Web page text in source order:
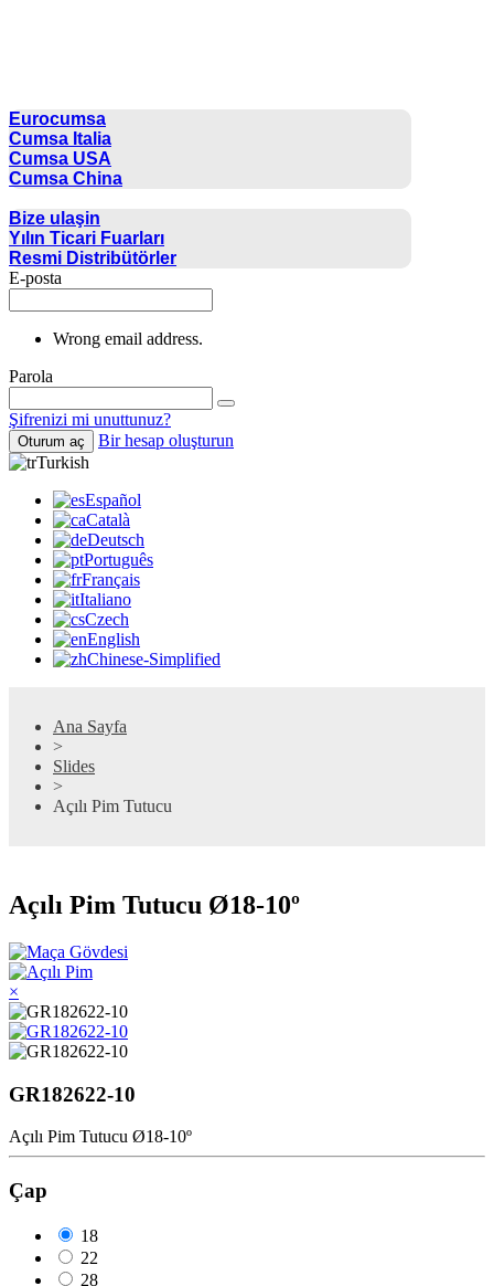
Eurocumsa
Cumsa Italia
Cumsa USA
Cumsa China
Bize ulaşin
Yılın Ticari Fuarları
Resmi Distribütörler
E-posta
Wrong email address.
Parola
Şifrenizi mi unuttunuz?
Oturum aç
Bir hesap oluşturun
Turkish
Español
Català
Deutsch
Português
Français
Italiano
Czech
English
Chinese-Simplified
Ana Sayfa
>
Slides
>
Açılı Pim Tutucu
Açılı Pim Tutucu Ø18-10º
×
GR182622-10
Açılı Pim Tutucu Ø18-10º
Çap
18
22
28